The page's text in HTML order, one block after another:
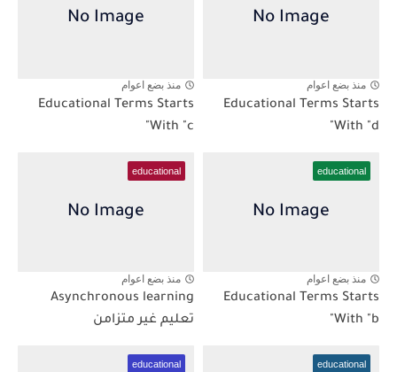
منذ بضع اعوام
Educational Terms Starts
With "d"
منذ بضع اعوام
Educational Terms Starts
With "c"
educational
منذ بضع اعوام
Educational Terms Starts
With "b"
educational
منذ بضع اعوام
Asynchronous learning
تعليم غير متزامن
educational
educational